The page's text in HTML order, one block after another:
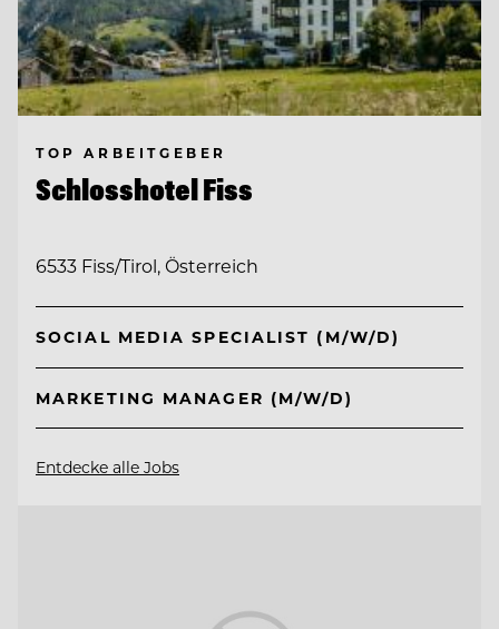
TOP ARBEITGEBER
Schlosshotel Fiss
6533 Fiss/Tirol, Österreich
SOCIAL MEDIA SPECIALIST (M/W/D)
MARKETING MANAGER (M/W/D)
Entdecke alle Jobs